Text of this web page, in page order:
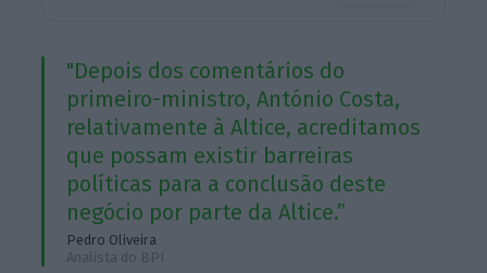
"Depois dos comentários do
primeiro-ministro, António Costa,
relativamente à Altice, acreditamos
que possam existir barreiras
políticas para a conclusão deste
negócio por parte da Altice.”
Pedro Oliveira
Analista do BPI